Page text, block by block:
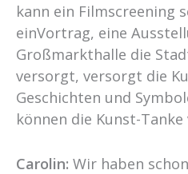
kann ein Filmscreening
einVortrag, eine
Großmarkthalle die
versorgt, versorgt die
Geschichten und
können die Kunst-Tanke
Carolin: Wir haben